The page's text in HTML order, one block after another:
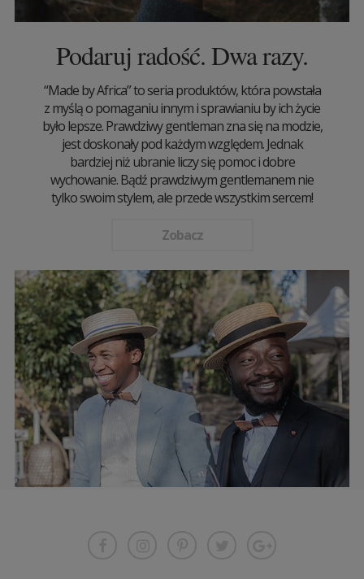
Podaruj radość. Dwa razy.
“Made by Africa” to seria produktów, która powstała
z myślą o pomaganiu innym i sprawianiu by ich życie
było lepsze. Prawdziwy gentleman zna się na modzie,
jest doskonały pod każdym względem. Jednak
bardziej niż ubranie liczy się pomoc i dobre
wychowanie. Bądź prawdziwym gentlemanem nie
tylko swoim stylem, ale przede wszystkim sercem!
Zobacz